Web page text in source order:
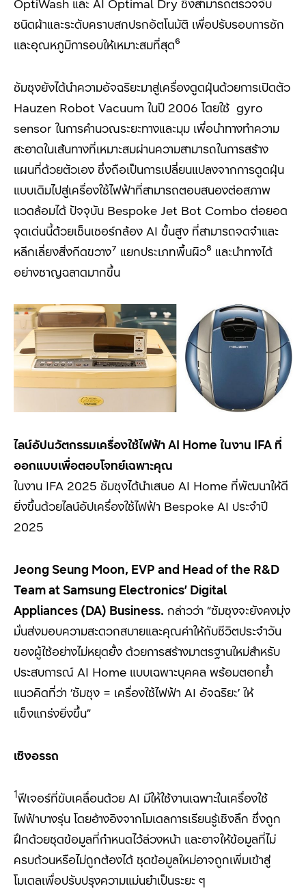
ชนิดผ้าและระดับคราบสกปรกอัตโนมัติ เพื่อปรับรอบการซัก
และอุณหภูมิการอบให้เหมาะสมที่สุด⁶
ซัมซุงยังได้นำความอัจฉริยะมาสู่เครื่องดูดฝุ่นด้วยการเปิดตัว
Hauzen Robot Vacuum ในปี 2006โดยใช้ gyro
sensor ในการคำนวณระยะทางและมุม เพื่อนำทางทำความ
สะอาดในเส้นทางที่เหมาะสมผ่านความสามารถในการสร้าง
แผนที่ด้วยตัวเอง ซึ่งถือเป็นการเปลี่ยนแปลงจากการดูดฝุ่น
แบบเดิมไปสู่เครื่องใช้ไฟฟ้าที่สามารถตอบสนองต่อสภาพ
แวดล้อมได้ ปัจจุบัน Bespoke Jet Bot Combo ต่อยอด
จุดเด่นนี้ด้วยเซ็นเซอร์กล้อง AI ขั้นสูง ที่สามารถจดจำและ
หลีกเลี่ยงสิ่งกีดขวาง⁷ แยกประเภทพื้นผิว⁸ และนำทางได้
อย่างชาญฉลาดมากขึ้น
ไลน์อัปนวัตกรรมเครื่องใช้ไฟฟ้าAI Home ในงาน IFA ที่
ออกแบบเพื่อตอบโจทย์เฉพาะคุณ
ในงาน IFA 2025 ซัมซุงได้นำเสนอ AI Home ที่พัฒนาให้ดี
ยิ่งขึ้นด้วยไลน์อัปเครื่องใช้ไฟฟ้า Bespoke AI ประจำปี
2025
Jeong Seung Moon, EVP and Head of the R&D
Team at Samsung Electronics’ Digital
Appliances (DA) Business. กล่าวว่า “ซัมซุงจะยังคงมุ่ง
มั่นส่งมอบความสะดวกสบายและคุณค่าให้กับชีวิตประจำวัน
ของผู้ใช้อย่างไม่หยุดยั้ง ด้วยการสร้างมาตรฐานใหม่สำหรับ
ประสบการณ์ AI Home แบบเฉพาะบุคคล พร้อมตอกย้ำ
แนวคิดที่ว่า ‘ซัมซุง = เครื่องใช้ไฟฟ้า AI อัจฉริยะ’ ให้
แข็งแกร่งยิ่งขึ้น”
เชิงอรรถ
1ฟีเจอร์ที่ขับเคลื่อนด้วย AI มีให้ใช้งานเฉพาะในเครื่องใช้
ไฟฟ้าบางรุ่น โดยอ้างอิงจากโมเดลการเรียนรู้เชิงลึก ซึ่งถูก
ฝึกด้วยชุดข้อมูลที่กำหนดไว้ล่วงหน้า และอาจให้ข้อมูลที่ไม่
ครบถ้วนหรือไม่ถูกต้องได้ ชุดข้อมูลใหม่อาจถูกเพิ่มเข้าสู่
โมเดลเพื่อปรับปรุงความแม่นยำเป็นระยะ ๆ